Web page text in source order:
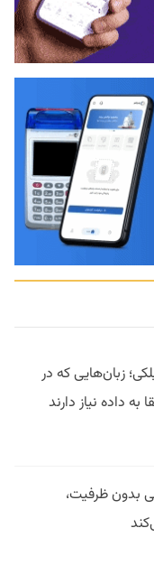
زبان‌هایی که در
داده نیاز دارند
بدون ظرفیت،